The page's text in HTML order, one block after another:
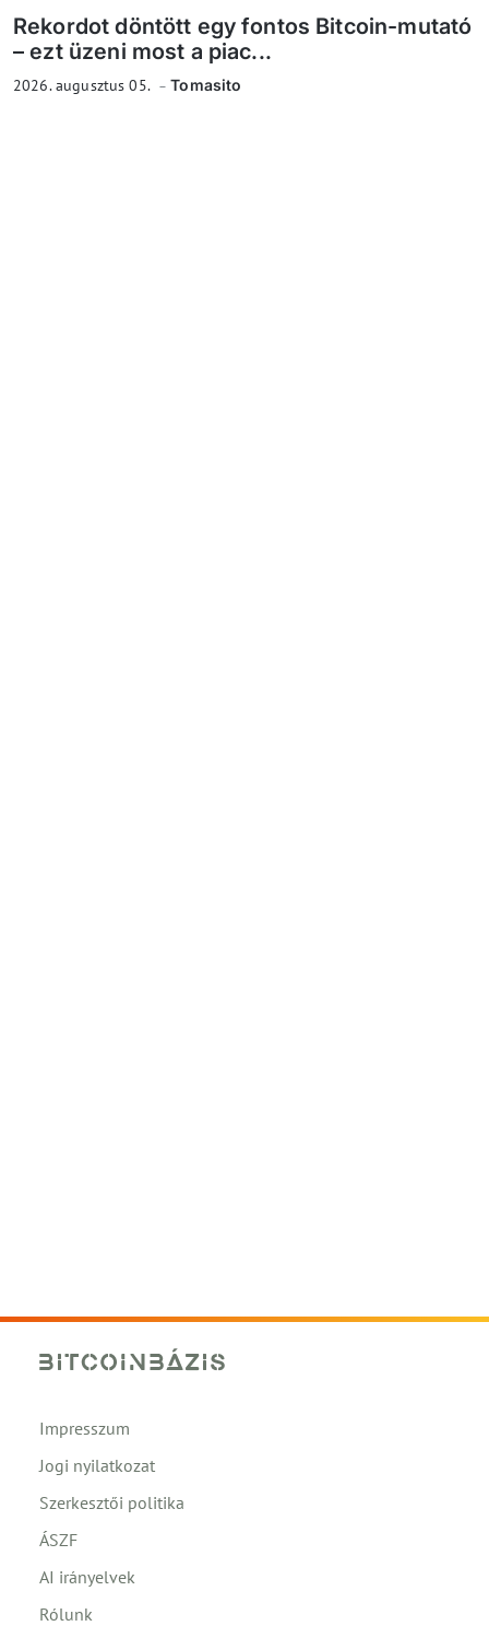
Rekordot döntött egy fontos Bitcoin-mutató
– ezt üzeni most a piac...
2026. augusztus 05. Tomasito
Impresszum
Jogi nyilatkozat
Szerkesztői politika
ÁSZF
AI irányelvek
Rólunk